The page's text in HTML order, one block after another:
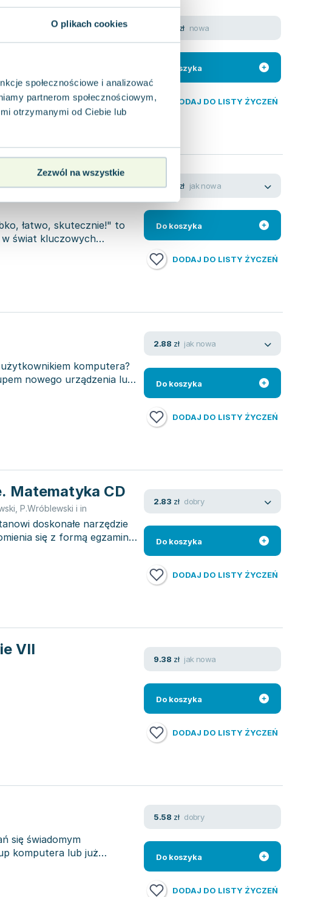
O plikach cookies
społecznościowe i analizować
partnerom społecznościowym,
otrzymanymi od Ciebie lub
Zezwól na wszystkie
zł nowa
Do koszyka
DODAJ DO LISTY ŻYCZEŃ
i techniki
łatwo, skutecznie!" to
świat kluczowych
22.25 zł jak nowa
Do koszyka
DODAJ DO LISTY ŻYCZEŃ
komputera?
nowego urządzenia lub
2.88 zł jak nowa
Do koszyka
DODAJ DO LISTY ŻYCZEŃ
Repetytorium maturalne. Matematyka CD
P.Wróblewski i in
doskonałe narzędzie
się z formą egzaminu
2.83 zł dobry
Do koszyka
DODAJ DO LISTY ŻYCZEŃ
VII
9.38 zł jak nowa
Do koszyka
DODAJ DO LISTY ŻYCZEŃ
się świadomym
komputera lub już
5.58 zł dobry
Do koszyka
DODAJ DO LISTY ŻYCZEŃ